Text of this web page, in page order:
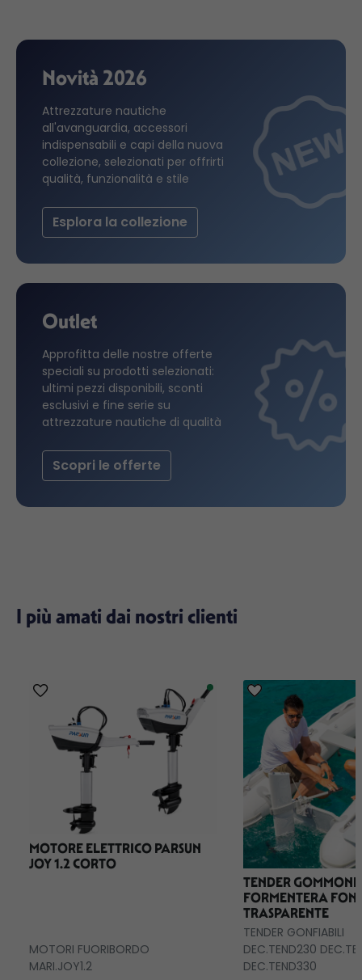
Novità 2026
Attrezzature nautiche
all'avanguardia, accessori
indispensabili e capi della nuova
collezione, selezionati per offrirti
qualità, funzionalità e stile
Esplora la collezione
Outlet
Approfitta delle nostre offerte
speciali su prodotti selezionati:
ultimi pezzi disponibili, sconti
esclusivi e fine serie su
attrezzature nautiche di qualità
Scopri le offerte
I più amati dai nostri clienti
MOTORE ELETTRICO PARSUN
JOY 1.2 CORTO
MOTORI FUORIBORDO
MARI.JOY1.2
TENDER
FORMENTERA
TRASPARENTE
TENDER GONFIABILI
DEC.TEND230
DEC.TEND330